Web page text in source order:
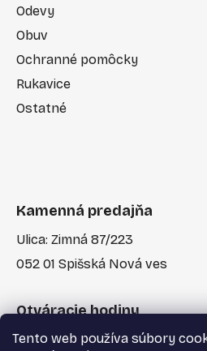
Tento web používa súbory
Odevy
Obuv
Ochranné pomôcky
Rukavice
Ostatné
Kamenná predajňa
Ulica: Zimná 87/223
052 01 Spišská Nová ves
Otváracie hodiny
Po-Pia: 7:30 - 17:00